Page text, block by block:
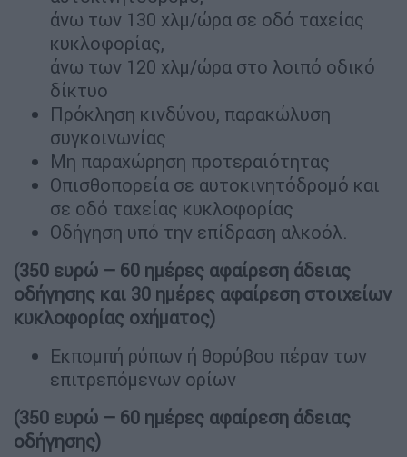
άνω των 130 χλμ/ώρα σε οδό ταχείας
κυκλοφορίας,
άνω των 120 χλμ/ώρα στο λοιπό οδικό
δίκτυο
Πρόκληση κινδύνου, παρακώλυση
συγκοινωνίας
Μη παραχώρηση προτεραιότητας
Οπισθοπορεία σε αυτοκινητόδρομό και
σε οδό ταχείας κυκλοφορίας
Οδήγηση υπό την επίδραση αλκοόλ.
(350 ευρώ – 60 ημέρες αφαίρεση άδειας
οδήγησης και 30 ημέρες αφαίρεση στοιχείων
κυκλοφορίας οχήματος)
Εκπομπή ρύπων ή θορύβου πέραν των
επιτρεπόμενων ορίων
(350 ευρώ – 60 ημέρες αφαίρεση άδειας
οδήγησης)